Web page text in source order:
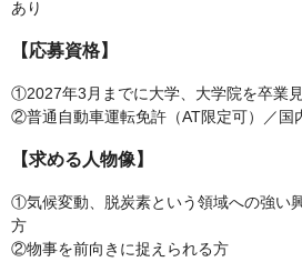
あり
【応募資格】
①2027年3月までに大学、大学院を卒業
②普通自動車運転免許（AT限定可）／国
【求める人物像】
①気候変動、脱炭素という領域への強い
方
②物事を前向きに捉えられる方